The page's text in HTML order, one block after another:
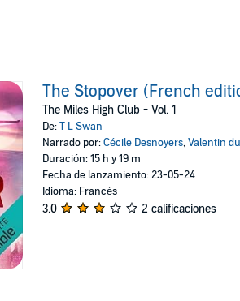
The Stopover (French
The Miles High Club - Vol. 1
De:T L Swan
Narrado por:Cécile Desnoyers,Valentin
Duración: 15 h y 19 m
Fecha de lanzamiento: 23-05-24
Idioma: Francés
3.0 2 calificaciones